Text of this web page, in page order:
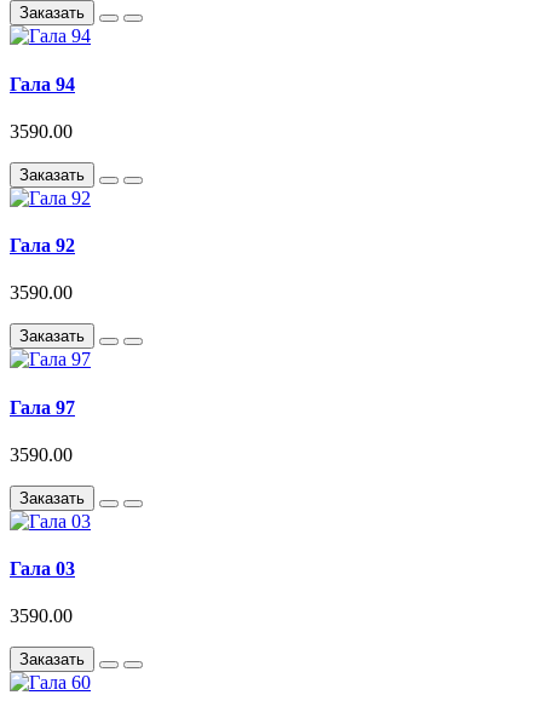
Заказать
Гала 94
3590.00
Заказать
Гала 92
3590.00
Заказать
Гала 97
3590.00
Заказать
Гала 03
3590.00
Заказать